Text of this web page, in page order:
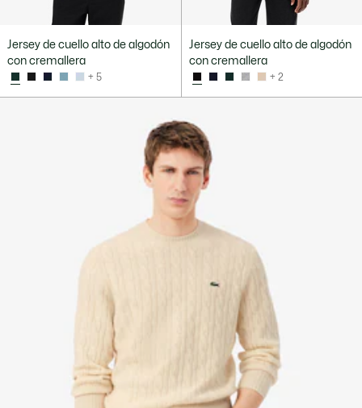
Jersey de cuello alto de algodón
con cremallera
+ 5
Jersey de cuello alto de algodón
con cremallera
+ 2